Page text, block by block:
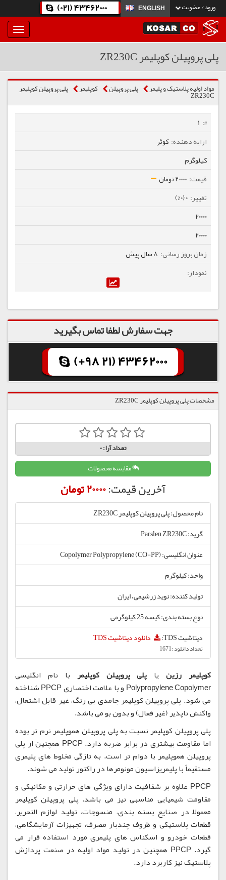
ورود / عضویت ENGLISH
(021) 43462000
بار
و
پلی پروپیلن کوپلیمر ZR230C
مواد اولیه پلاستیک و پلیمر پلی پروپیلن كوپلیمر پلی پروپیلن کوپلیمر
ZR230C
1
کوثر
کیلوگرم
20000 تومان
0 (0%)
20000
20000
8 سال پیش
جهت سفارش لطفا تماس بگیرید
(+98 21) 43462000
مشخصات پلی پروپیلن کوپلیمر ZR230C
تعداد آرا:0
مقایسه محصولات
آخرین قیمت:20000 تومان
نام محصول: پلی پروپیلن کوپلیمر ZR230C
گرید: Parslen ZR230C
عنوان انگلیسی: Copolymer Polypropylene (CO-PP)
واحد: کیلوگرم
تولید کننده: نوید زرشیمی، ایران
نوع بسته بندی: کیسه 25 کیلوگرمی
دیتاشیت TDS:
دانلود دیتاشیت TDS
تعداد دانلود :1671
کوپلیمر رزینیا پلی پروپیلن کوپلیمر با نام انگلیسی
Polypropylene Copolymer و با علامت اختصاری PPCP شناخته
می شود. پلی پروپیلن کوپلیمر جامدی بی رنگ، غیر قابل اشتعال،
واکنش ناپذیر (غیر فعال) و بدون بو می باشد.
پلی پروپیلن کوپلیمر نسبت به پلی پروپیلن هموپلیمر نرم تر بوده
اما مقاومت بیشتری در برابر ضربه دارد. PPCP همچنین از پلی
پروپیلن هموپلیمر با دوام تر است. به تازگی مخلوط های پلیمری
مستقیماً با پلیمریزاسیون مونومرها در راکتور تولید می شوند.
PPCP علاوه بر شفافیت دارای ویژگی های حرارتی و مکانیکی و
مقاومت شیمیایی مناسبی نیز می باشد. پلی پروپیلن کوپلیمر
معمولاً در صنایع بسته بندی، منسوجات، تولید لوازم التحریر،
قطعات پلاستیکی و ظروف چندبار مصرف، تجهیزات آزمایشگاهی،
قطعات خودرو و اسکناس های پلیمری مورد استفاده قرار می
گیرد. PPCP همچنین در تولید مواد اولیه در صنعت پردازش
پلاستیک نیز کاربرد دارد.